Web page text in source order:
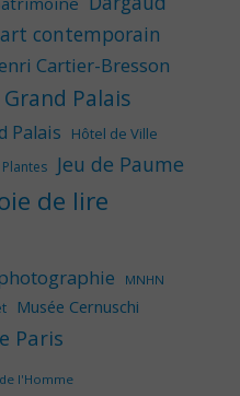
contemporain
Cartier-Bresson
Palais
Palais Hôtel de Ville
Jeu de Paume
de lire
MNHN
Musée Cernuschi
Paris
l'Homme